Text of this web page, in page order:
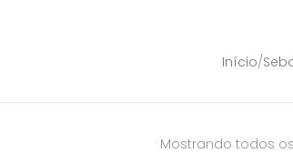
Início/
Mostrando todos